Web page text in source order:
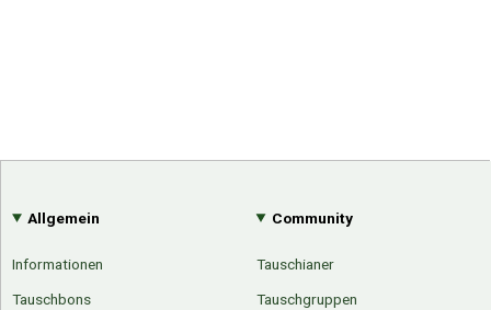
Allgemein
Informationen
Tauschbons
Community
Tauschianer
Tauschgruppen